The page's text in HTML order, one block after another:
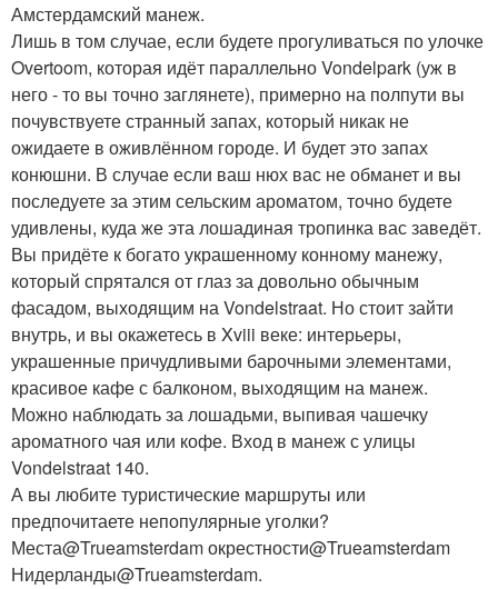
Амстердамский манеж.
Лишь в том случае, если будете прогуливаться по улочке
Overtoom, которая идёт параллельно Vondelpark (уж в
него - то вы точно заглянете), примерно на полпути вы
почувствуете странный запах, который никак не
ожидаете в оживлённом городе. И будет это запах
конюшни. В случае если ваш нюх вас не обманет и вы
последуете за этим сельским ароматом, точно будете
удивлены, куда же эта лошадиная тропинка вас заведёт.
Вы придёте к богато украшенному конному манежу,
который спрятался от глаз за довольно обычным
фасадом, выходящим на Vondelstraat. Но стоит зайти
внутрь, и вы окажетесь в Xviii веке: интерьеры,
украшенные причудливыми барочными элементами,
красивое кафе с балконом, выходящим на манеж.
Можно наблюдать за лошадьми, выпивая чашечку
ароматного чая или кофе. Вход в манеж с улицы
Vondelstraat 140.
А вы любите туристические маршруты или
предпочитаете непопулярные уголки?
Места@Trueamsterdam окрестности@Trueamsterdam
Нидерланды@Trueamsterdam.